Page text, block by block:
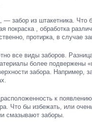
забор из штакетника. Что
покраска , обработка
протирка, в случае
все виды заборов.
более подвержены
забора. Например,
к
Что бы избежать, или
смазывают заборы.